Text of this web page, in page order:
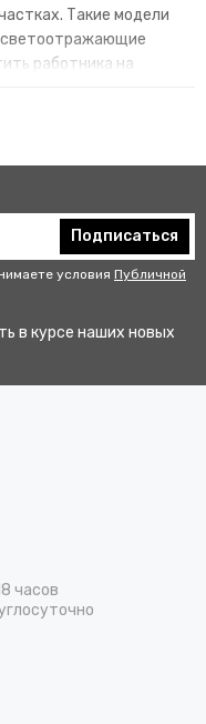
Такие модели
светоотражающие
работника на
человека и его
результате этого
травмы.
профессиональных
так как проходят
для
с
купить сигнальную
оптовыми и
на выбор сигнальные
составляющие
покупок,
по Кудрово
Подписаться
условия Публичной
в курсе наших новых
часов